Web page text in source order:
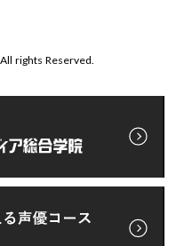
rights Reserved.